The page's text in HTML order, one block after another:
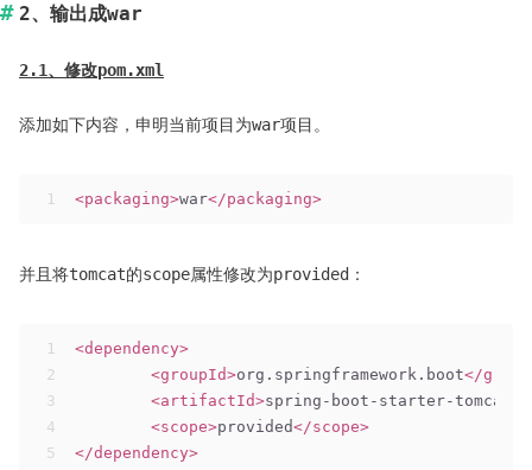
2、输出成war
2.1、修改pom.xml
添加如下内容，申明当前项目为war项目。
1 <packaging>war</packaging>
并且将tomcat的scope属性修改为provided：
1
2
3
4
5
<dependency>
<groupId>org.springframework.boot</
<artifactId>spring-boot-starter-tomcat
<scope>provided</scope>
</dependency>